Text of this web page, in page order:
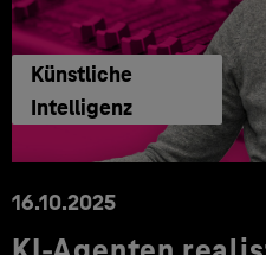
Künstliche
Intelligenz
16.10.2025